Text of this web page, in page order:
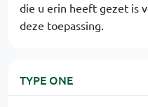
die u erin heeft gezet is
deze toepassing.
TYPE ONE